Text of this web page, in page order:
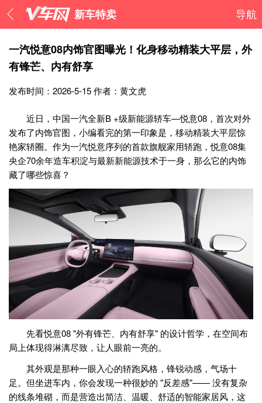
新车特卖 导航
一汽悦意08内饰官图曝光！化身移动精装大平层，外
有锋芒、内有舒享
发布时间：2026-5-15作者：黄文虎
近日，中国一汽全新B +级新能源轿车—悦意08，首次对外
发布了内饰官图，小编看完的第一印象是，移动精装大平层惊
艳家轿圈。作为一汽悦意序列的首款旗舰家用轿跑，悦意08集
央企70余年造车积淀与最新新能源技术于一身，那么它的内饰
藏了哪些惊喜？
先看悦意08 "外有锋芒、内有舒享" 的设计哲学，在空间布
局上体现得淋漓尽致，让人眼前一亮的。
其外观是那种一眼入心的轿跑风格，锋锐动感，气场十
足。但坐进车内，你会发现一种很妙的 "反差感"—— 没有复杂
的线条堆砌，而是营造出简洁、温暖、舒适的智能家居风，这